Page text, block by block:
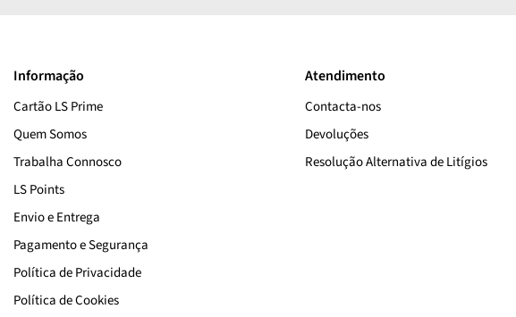
Informação
Cartão LS Prime
Quem Somos
Trabalha Connosco
LS Points
Envio e Entrega
Pagamento e Segurança
Política de Privacidade
Política de Cookies
Atendimento
Contacta-nos
Devoluções
Resolução Alternativa de Litígios